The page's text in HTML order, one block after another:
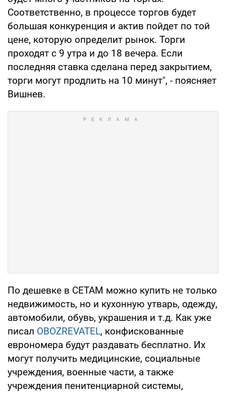
Соответственно, в процессе торгов будет
большая конкуренция и актив пойдет по той
цене, которую определит рынок. Торги
проходят с 9 утра и до 18 вечера. Если
последняя ставка сделана перед закрытием,
торги могут продлить на 10 минут", - поясняет
Вишнев.
По дешевке в СЕТАМ можно купить не только
недвижимость, но и кухонную утварь, одежду,
автомобили, обувь, украшения и т.д. Как уже
писал OBOZREVATEL, конфискованные
еврономера будут раздавать бесплатно. Их
могут получить медицинские, социальные
учреждения, военные части, а также
учреждения пенитенциарной системы,